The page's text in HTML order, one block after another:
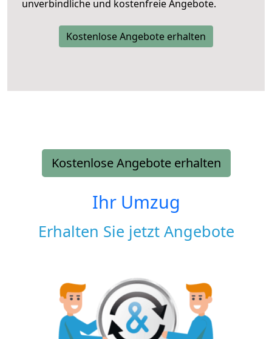
unverbindliche und kostenfreie Angebote.
Kostenlose Angebote erhalten
Kostenlose Angebote erhalten
Ihr Umzug
Erhalten Sie jetzt Angebote